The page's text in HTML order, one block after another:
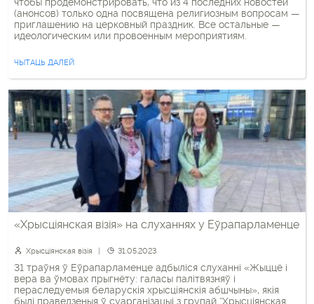
(анонсов) только одна посвящена религиозным вопросам —
приглашению на церковный праздник. Все остальные —
идеологическим или провоенным мероприятиям.
ЧЫТАЦЬ ДАЛЕЙ
«Хрысціянская візія» на слуханнях у Еўрапарламенце
Хрысціянская візія 31.05.2023
31 траўня ў Еўрапарламенце адбыліся слуханні «Жыццё і
вера ва ўмовах прыгнёту: галасы палітвязняў і
пераследуемыя беларускія хрысціянскія абшчыны», якія
былі праведзеныя ў суарганізацыі з групай “Хрысціянская